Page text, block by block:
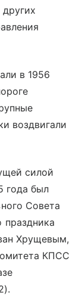
в 1956
воздвигали
силой
года был
Совета
Хрущевым,
КПСС